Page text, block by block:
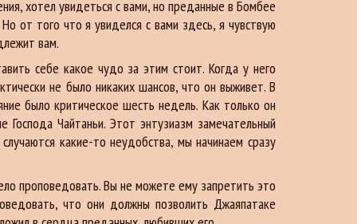
хотел увидеться с вами, но преданные в Бомбее
от того что я увиделся с вами здесь, я чувствую
вам.
себе какое чудо за этим стоит. Когда у него
не было никаких шансов, что он выживет. В
было критическое шесть недель. Как только он
Чайтаньи. Этот энтузиазм замечательный
какие-то неудобства, мы начинаем сразу
проповедовать. Вы не можете ему запретить это
что они должны позволить Джаяпатаке